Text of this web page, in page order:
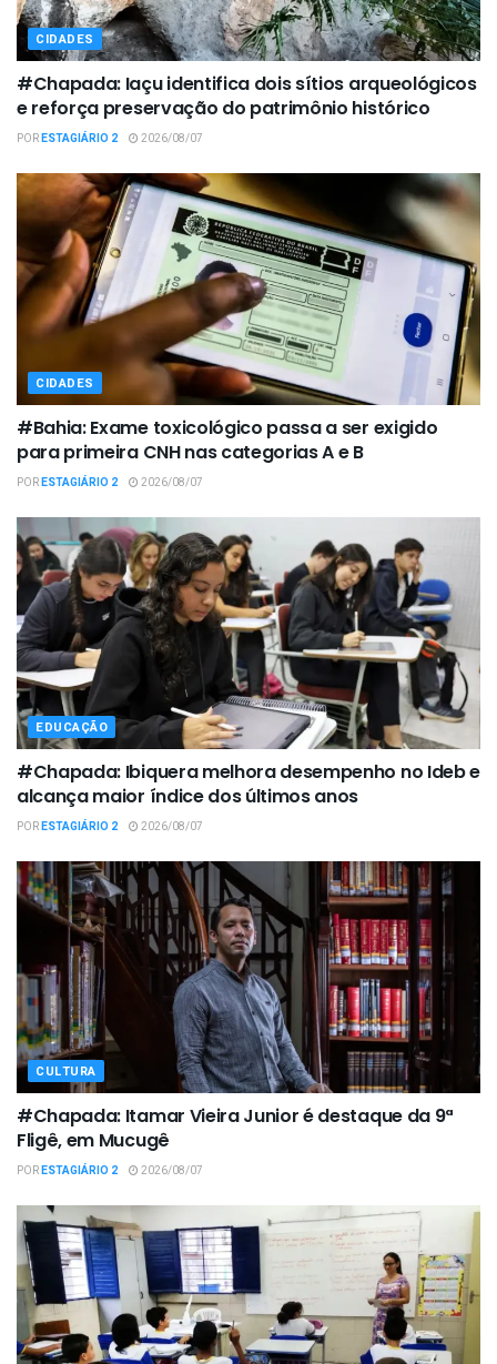
CIDADES
#Chapada: Iaçu identifica dois sítios arqueológicos
e reforça preservação do patrimônio histórico
PORESTAGIÁRIO 2 2026/08/07
CIDADES
#Bahia: Exame toxicológico passa a ser exigido
para primeira CNH nas categorias A e B
PORESTAGIÁRIO 2 2026/08/07
EDUCAÇÃO
#Chapada: Ibiquera melhora desempenho no Ideb e
alcança maior índice dos últimos anos
PORESTAGIÁRIO 2 2026/08/07
CULTURA
#Chapada: Itamar Vieira Junior é destaque da 9ª
Fligê, em Mucugê
PORESTAGIÁRIO 2 2026/08/07